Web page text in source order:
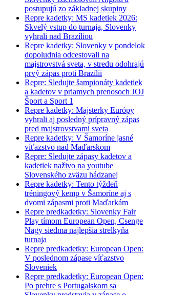
postupujú zo základnej skupiny
Repre kadetky: MS kadetiek 2026:
Skvelý vstup do turnaja, Slovenky
vyhrali nad Brazíliou
Repre kadetky: Slovenky v pondelok
dopoludnia odcestovali na
majstrovstvá sveta, v stredu odohrajú
prvý zápas proti Brazílii
Repre: Sledujte šampionáty kadetiek
a kadetov v priamych prenosoch JOJ
Šport a Sport 1
Repre kadetky: Majsterky Európy
vyhrali aj posledný prípravný zápas
pred majstrovstvami sveta
Repre kadetky: V Šamoríne jasné
víťazstvo nad Maďarskom
Repre: Sledujte zápasy kadetov a
kadetiek naživo na youtube
Slovenského zväzu hádzanej
Repre kadetky: Tento týždeň
tréningový kemp v Šamoríne aj s
dvomi zápasmi proti Maďarkám
Repre predkadetky: Slovenky Fair
Play tímom European Open, Csenge
Nagy siedma najlepšia strelkyňa
turnaja
Repre predkadetky: European Open:
V poslednom zápase víťazstvo
Sloveniek
Repre predkadetky: European Open:
Po prehre s Portugalskom sa